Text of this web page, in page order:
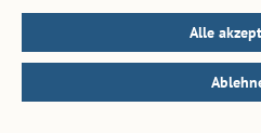
Kontakt
© vs. vergleichen-
Alle